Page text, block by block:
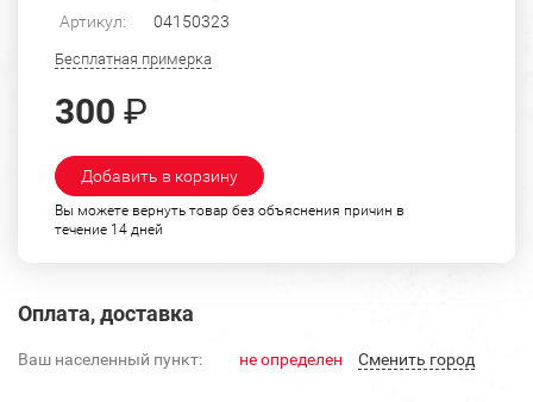
Артикул: 04150323
Бесплатная примерка
300 ₽
Добавить в корзину
Вы можете вернуть товар без объяснения причин в
течение 14 дней
Оплата, доставка
Ваш населенный пункт: не определен Cменить город